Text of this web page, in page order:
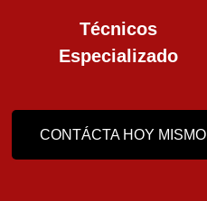
Técnicos
Especializado
CONTÁCTA HOY MISMO